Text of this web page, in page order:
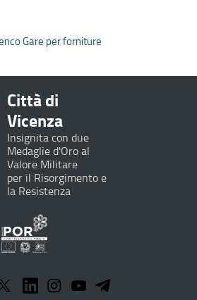
Gare per forniture
Città di
Vicenza
Insignita con due
Medaglie d'Oro al
Valore Militare
per il Risorgimento e
la Resistenza